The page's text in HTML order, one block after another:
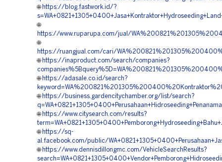
🌐 https://blog.fastwork.id/?
🌐
https://www.ruparupa.com/jual/
🌐
https://ruangjual.com/cari/
🌐 https://inaproduct.com/search/companies?
🌐 https://adasale.co.id/search?
🌐 https://business.gardencitychamber.org/list/search?
🌐 https://www.citysearch.com/results?
🌐 https://sq-
al.facebook.com/public/
🌐 https://www.dennisdillongmc.com/VehicleSearchResults?